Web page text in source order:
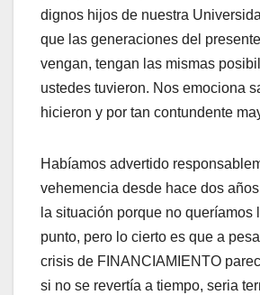
dignos hijos de nuestra
que las generaciones del
vengan, tengan las mismas
ustedes tuvieron. Nos emociona
hicieron y por tan contundente
Habíamos advertido
vehemencia desde hace dos
la situación porque no queríamos
punto, pero lo cierto es que a
crisis de FINANCIAMIENTO
si no se revertía a tiempo, seria